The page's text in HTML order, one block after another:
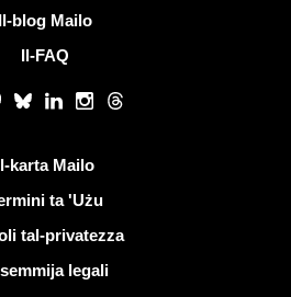
Il-blog Mailo
Il-FAQ
BlueskyLinkedInInstagram
Threads
karta Mailo
ta 'Użu
tal-privatezza
legali